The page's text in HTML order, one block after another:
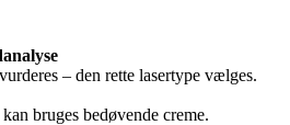
– den rette lasertype vælges.
bruges bedøvende creme.